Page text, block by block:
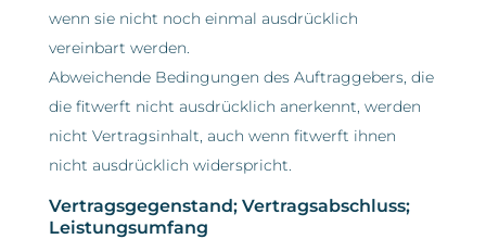
wenn sie nicht noch einmal ausdrücklich
vereinbart werden.
Abweichende Bedingungen des Auftraggebers, die
die fitwerft nicht ausdrücklich anerkennt, werden
nicht Vertragsinhalt, auch wenn fitwerft ihnen
nicht ausdrücklich widerspricht.
Vertragsgegenstand; Vertragsabschluss;
Leistungsumfang